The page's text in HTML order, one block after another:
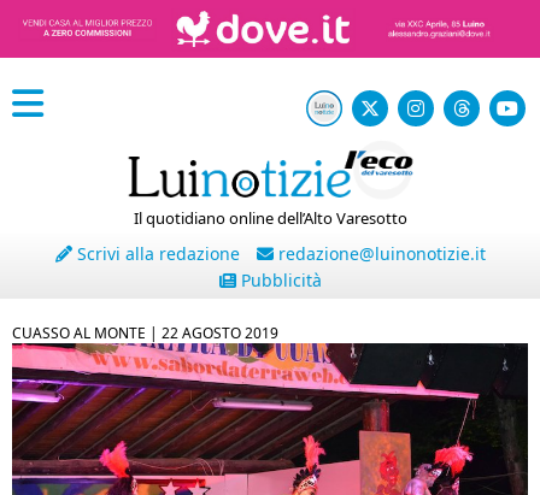
Il quotidiano online dell’Alto Varesotto
Scrivi alla redazione
redazione@luinonotizie.it
Pubblicità
CUASSO AL MONTE | 22 AGOSTO 2019